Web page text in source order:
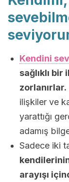
Kendini
sağlıklı
zorlanırlar.
ilişkiler ve
yarattığı
adamış
Sadece iki
arayışı